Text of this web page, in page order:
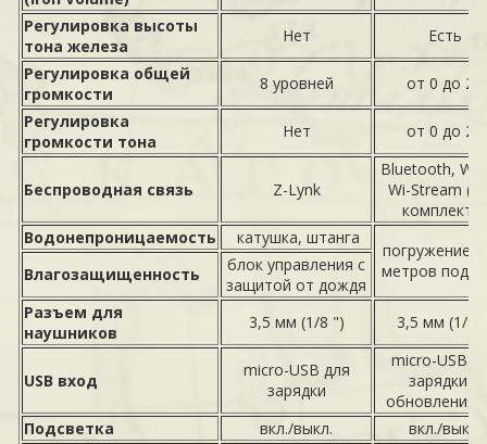
Регулировка высоты
тона железа
Нет
Есть
Регулировка общей
громкости
8 уровней
от 0 до 25
Регулировка
громкости тона
Нет от 0 до 25
Беспроводная связь Z-Lynk
Bluetooth,
Wi-Stream
комплекте)
Водонепроницаемость
катушка, штанга
погружение
метров под
Влагозащищенность
блок управления с
защитой от дождя
Разъем для
наушников
3,5 мм (1/8 ") 3,5 мм (1/8
USB вход
micro-USB для
зарядки
micro-USB
зарядки и
обновления
Подсветка
вкл./выкл. вкл./выкл.